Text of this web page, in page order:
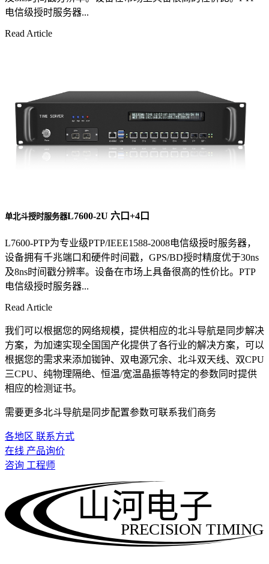
电信级授时服务器...
Read Article
单北斗授时服务器L7600-2U 六口+4口
L7600-PTP为专业级PTP/IEEE1588-2008电信级授时服务器，
设备拥有千兆端口和硬件时间戳，GPS/BD授时精度优于30ns
及8ns时间戳分辨率。设备在市场上具备很高的性价比。PTP
电信级授时服务器...
Read Article
我们可以根据您的网络规模，提供相应的北斗导航是同步解决
方案，为加速实现全国国产化提供了各行业的解决方案，可以
根据您的需求来添加铷钟、双电源冗余、北斗双天线、双CPU
三CPU、纯物理隔绝、恒温/宽温晶振等特定的参数同时提供
相应的检测证书。
需要更多北斗导航是同步配置参数可联系我们商务
各地区 联系方式
在线 产品询价
咨询 工程师
PRECISION TIMING
山河电子